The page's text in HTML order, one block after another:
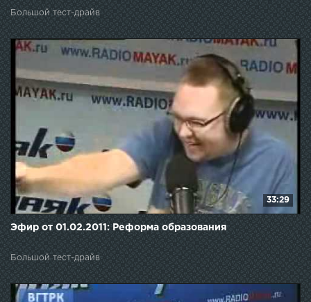
Большой тест-драйв
33:29
Эфир от 01.02.2011: Реформа образования
Большой тест-драйв